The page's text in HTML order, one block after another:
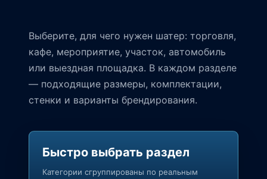
Выберите, для чего нужен шатер: торговля,
кафе, мероприятие, участок, автомобиль
или выездная площадка. В каждом разделе
— подходящие размеры, комплектации,
стенки и варианты брендирования.
Быстро выбрать раздел
Категории сгруппированы по реальным